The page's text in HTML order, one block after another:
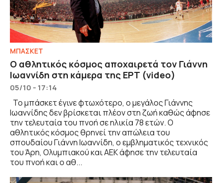
ΜΠΑΣΚΕΤ
Ο αθλητικός κόσμος αποχαιρετά τον Γιάννη
Ιωαννίδη στη κάμερα της ΕΡΤ (video)
05/10 - 17:14
Το μπάσκετ έγινε φτωχότερο, ο μεγάλος Γιάννης
Ιωαννίδης δεν βρίσκεται πλέον στη ζωή καθώς άφησε
την τελευταία του πνοή σε ηλικία 78 ετών. Ο
αθλητικός κόσμος θρηνεί την απώλεια του
σπουδαίου Γιάννη Ιωαννίδη, ο εμβληματικός τεχνικός
του Άρη, Ολυμπιακού και ΑΕΚ άφησε την τελευταία
του πνοή και ο αθ...